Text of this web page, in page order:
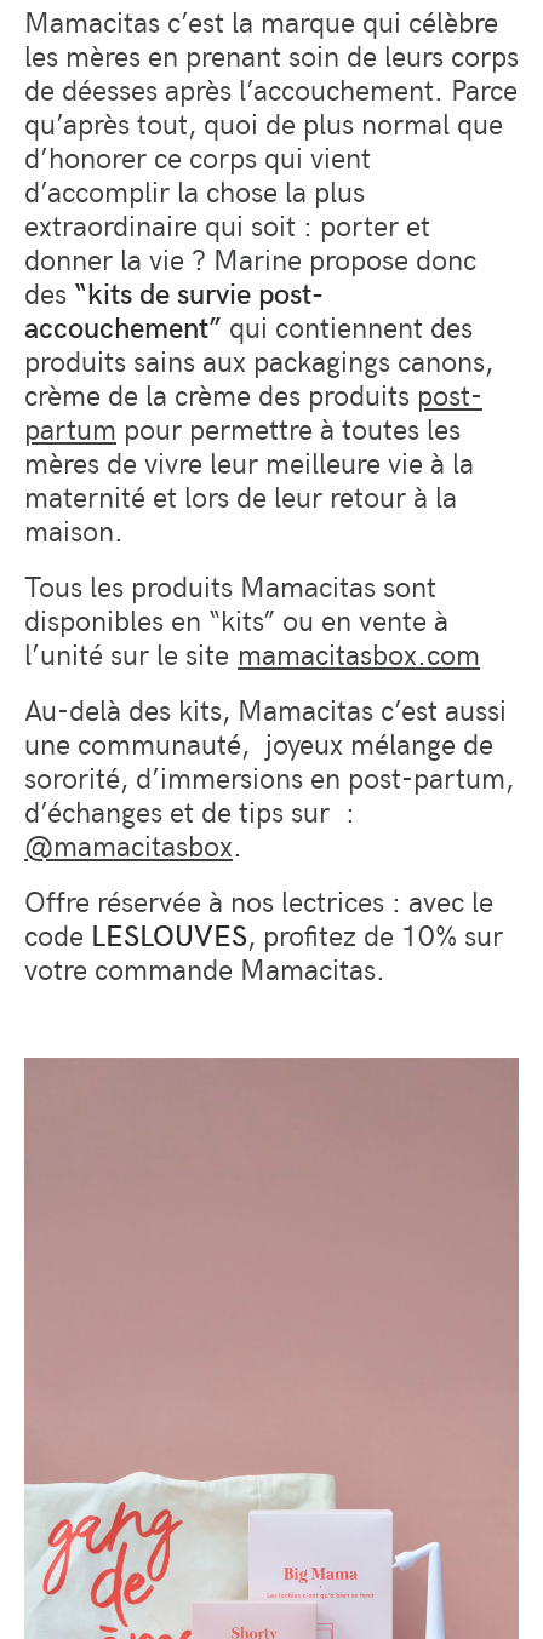
Mamacitas c’est la marque qui célèbre
les mères en prenant soin de leurs corps
de déesses après l’accouchement. Parce
qu’après tout, quoi de plus normal que
d’honorer ce corps qui vient
d’accomplir la chose la plus
extraordinaire qui soit : porter et
donner la vie ? Marine propose donc
des “kits de survie post-
accouchement” qui contiennent des
produits sains aux packagings canons,
crème de la crème des produits post-
partum pour permettre à toutes les
mères de vivre leur meilleure vie à la
maternité et lors de leur retour à la
maison.
Tous les produits Mamacitas sont
disponibles en “kits” ou en vente à
l’unité sur le site mamacitasbox.com
Au-delà des kits, Mamacitas c’est aussi
une communauté, joyeux mélange de
sororité, d’immersions en post-partum,
d’échanges et de tips sur :
@mamacitasbox.
Offre réservée à nos lectrices : avec le
code LESLOUVES, profitez de 10% sur
votre commande Mamacitas.